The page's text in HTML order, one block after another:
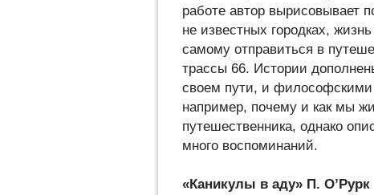
работе автор вырисовывает
не известных городках,
самому отправиться в
трассы 66. Истории
своем пути, и
например, почему и как мы
путешественника, однако
много воспоминаний.
«Каникулы в аду» П. О’Рурк